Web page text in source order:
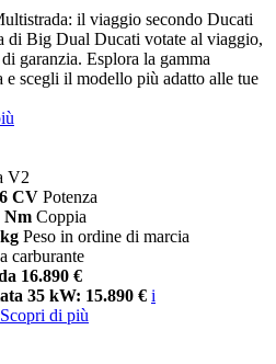
il viaggio secondo Ducati
di Big Dual Ducati votate al viaggio,
garanzia. Esplora la gamma
e scegli il modello più adatto alle tue
V2
CV Potenza
Nm Coppia
Peso in ordine di marcia
carburante
16.890 €
35 kW: 15.890 € i
Scopri di più